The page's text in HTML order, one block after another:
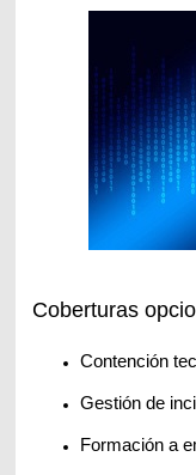
Coberturas
Contención
Gestión de
Formación a